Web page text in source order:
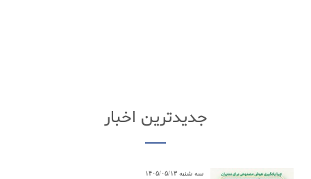
جدیدترین اخبار
سه شنبه ۱۴۰۵/۰۵/۱۳